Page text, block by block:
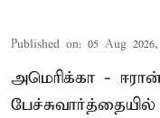
Published on: 05 Aug
அமெரிக்கா -